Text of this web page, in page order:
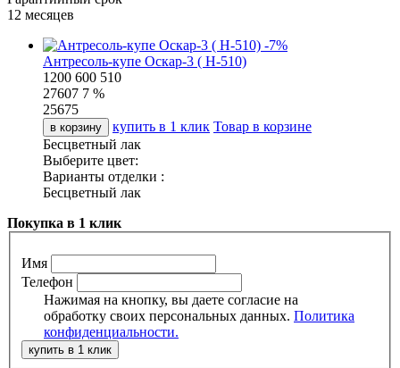
12 месяцев
-7%
Антресоль-купе Оскар-3 ( Н-510)
1200 600 510
27607 7 %
25675
в корзину купить в 1 клик Товар в корзине
Бесцветный лак
Выберите цвет:
Варианты отделки :
Бесцветный лак
Покупка в 1 клик
Имя
Телефон
Нажимая на кнопку, вы даете согласие на
обработку своих персональных данных. Политика
конфиденциальности.